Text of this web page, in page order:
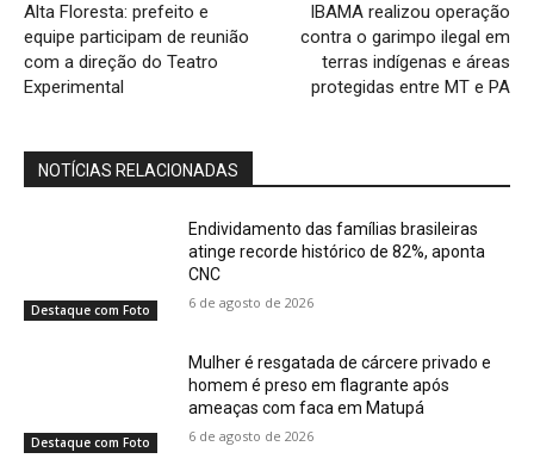
Alta Floresta: prefeito e
equipe participam de reunião
com a direção do Teatro
Experimental
IBAMA realizou operação
contra o garimpo ilegal em
terras indígenas e áreas
protegidas entre MT e PA
NOTÍCIAS RELACIONADAS
Destaque com Foto
Endividamento das famílias brasileiras
atinge recorde histórico de 82%, aponta
CNC
6 de agosto de 2026
Destaque com Foto
Mulher é resgatada de cárcere privado e
homem é preso em flagrante após
ameaças com faca em Matupá
6 de agosto de 2026